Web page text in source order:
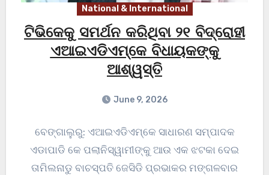
National & International
ଟିଭିକେକୁ ସମର୍ଥନ କରିଥିବା ୨୧ ବିଦ୍ରୋହୀ
ଏଆଇଏଡିଏମ୍‌କେ ବିଧାୟକଙ୍କୁ
ଆଶ୍ୱସ୍ତି
June 9, 2026
ବେଙ୍ଗାଲୁରୁ: ଏଆଇଏଡିଏମ୍‌କେ ସାଧାରଣ ସମ୍ପାଦକ
ଏଡାପାଡି କେ ପଲାନିସ୍ୱାମୀଙ୍କୁ ଆଉ ଏକ ଝଟକା ଦେଇ
ତାମିଲନାଡୁ ବାଚସ୍ପତି ଜେସିଡି ପ୍ରଭାକର ମଙ୍ଗଳବାର